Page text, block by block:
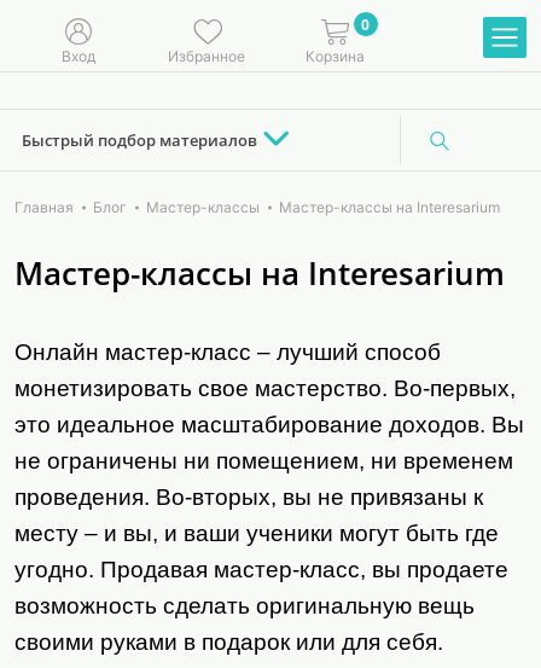
Вход Избранное
0
Корзина
Быстрый подбор материалов
Главная Блог Мастер-классы Мастер-классы на Interesarium
Мастер-классы на Interesarium
Онлайн мастер-класс – лучший способ
монетизировать свое мастерство. Во-первых,
это идеальное масштабирование доходов. Вы
не ограничены ни помещением, ни временем
проведения. Во-вторых, вы не привязаны к
месту – и вы, и ваши ученики могут быть где
угодно. Продавая мастер-класс, вы продаете
возможность сделать оригинальную вещь
своими руками в подарок или для себя.